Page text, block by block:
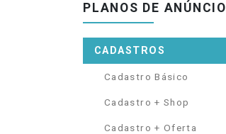
PLANOS DE ANÚNCIO
CADASTROS
Cadastro Básico
Cadastro + Shop
Cadastro + Oferta